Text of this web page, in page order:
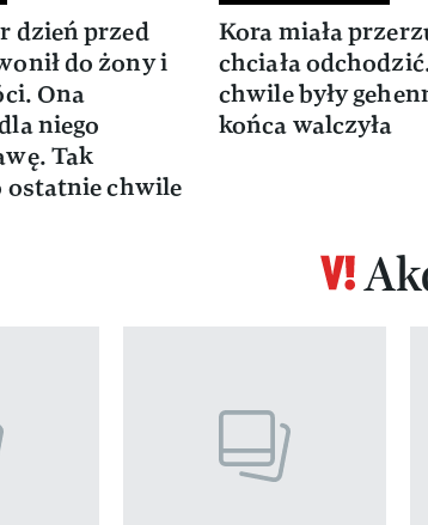
dzień przed
do żony i
Ona
niego
Tak
ostatnie chwile
Kora miała
chciała
chwile były
końca walczyła